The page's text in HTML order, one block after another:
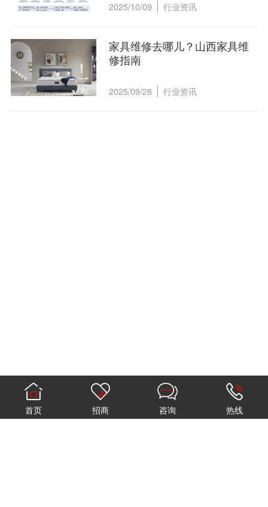
2025/10/09 行业资讯
家具维修去哪儿？山西家具维
修指南
2025/09/28 行业资讯
首页 招商 咨询 热线